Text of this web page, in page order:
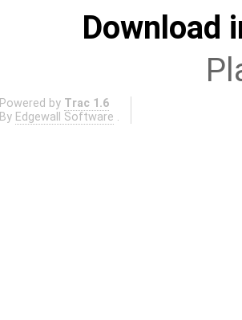
Download
Powered by Trac 1.6
By Edgewall Software .